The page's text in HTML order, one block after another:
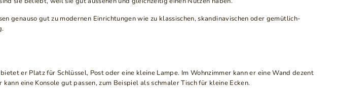
genauso gut zu modernen Einrichtungen wie zu klassischen, skandinavischen oder gemütlich-
bietet er Platz für Schlüssel, Post oder eine kleine Lampe. Im Wohnzimmer kann er eine Wand dezent
eine Konsole gut passen, zum Beispiel als schmaler Tisch für kleine Ecken.